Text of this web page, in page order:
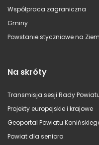
Współpraca zagraniczna
Gminy
Powstanie styczniowe na
Na skróty
Transmisja sesji Rady
Projekty europejskie i krajowe
Geoportal Powiatu
Powiat dla seniora